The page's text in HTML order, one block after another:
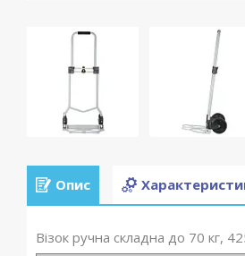
Опис
Візок ручна складна до 70 кг,